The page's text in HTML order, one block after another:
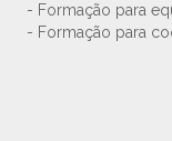
- Formação para
- Formação para